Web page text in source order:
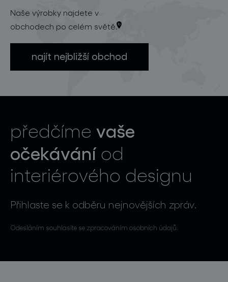
Naše výrobky najdete v
obchodech po celém světě.
najít nejbližší obchod
předčíme vaše
očekáváníod
interiérového designu
Přihlaste se k odběru nejnovějších zpráv.
Odesláním souhlasíte se zpracováním osobních údajů.